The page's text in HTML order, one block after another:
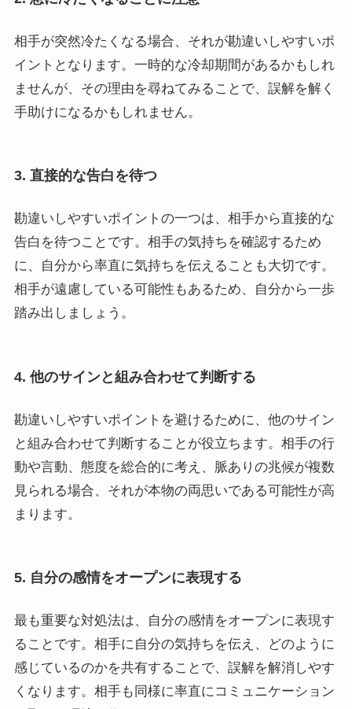
相手が突然冷たくなる場合、それが勘違いしやすいポ
イントとなります。一時的な冷却期間があるかもしれ
ませんが、その理由を尋ねてみることで、誤解を解く
手助けになるかもしれません。
3. 直接的な告白を待つ
勘違いしやすいポイントの一つは、相手から直接的な
告白を待つことです。相手の気持ちを確認するため
に、自分から率直に気持ちを伝えることも大切です。
相手が遠慮している可能性もあるため、自分から一歩
踏み出しましょう。
4. 他のサインと組み合わせて判断する
勘違いしやすいポイントを避けるために、他のサイン
と組み合わせて判断することが役立ちます。相手の行
動や言動、態度を総合的に考え、脈ありの兆候が複数
見られる場合、それが本物の両思いである可能性が高
まります。
5. 自分の感情をオープンに表現する
最も重要な対処法は、自分の感情をオープンに表現す
ることです。相手に自分の気持ちを伝え、どのように
感じているのかを共有することで、誤解を解消しやす
くなります。相手も同様に率直にコミュニケーション